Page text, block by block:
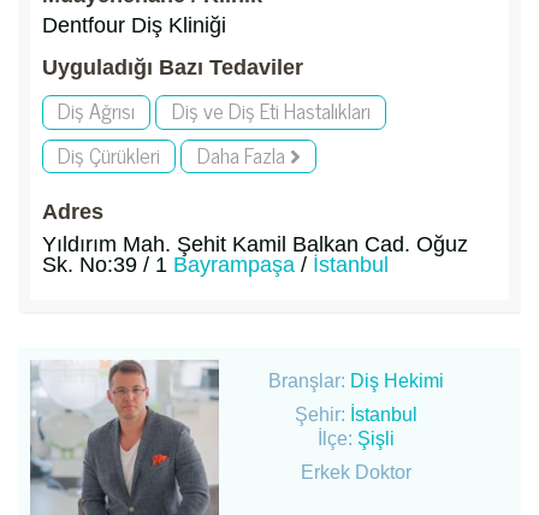
Dentfour Diş Kliniği
Uyguladığı Bazı Tedaviler
Diş Ağrısı
Diş ve Diş Eti Hastalıkları
Diş Çürükleri
Daha Fazla
Adres
Yıldırım Mah. Şehit Kamil Balkan Cad. Oğuz
Sk. No:39 / 1 Bayrampaşa / İstanbul
Branşlar: Diş Hekimi
Şehir: İstanbul
İlçe: Şişli
Erkek Doktor